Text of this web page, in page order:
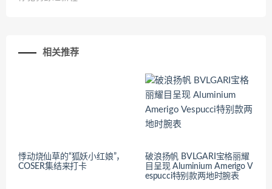
相关推荐
悸动烧仙草的“狐妖小红娘”，
COSER集结来打卡
破浪扬帆 BVLGARI宝格丽耀
目呈现 Aluminium Amerigo V
espucci特别款两地时腕表